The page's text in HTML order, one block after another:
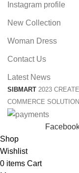
Instagram profile
New Collection
Woman Dress
Contact Us
Latest News
SIBMART 2023
COMMERCE
Shop
Wishlist
0 items Cart